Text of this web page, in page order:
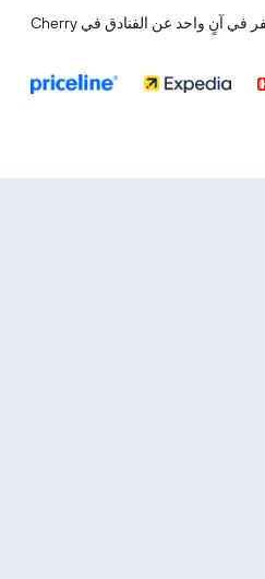
يبحث KAYAK في مئات مواقع السفر في آنٍ واحد عن الفنادق في Cherry